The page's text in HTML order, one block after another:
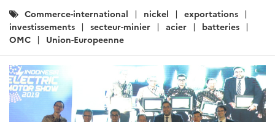
Catégories
:
Commerce-international nickel
exportations
investissements
secteur-minier acier
batteries
OMC
Union-Europeenne